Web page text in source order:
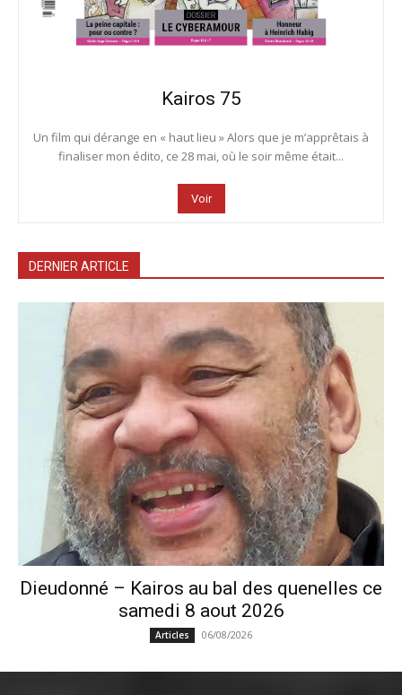
Kairos 75
Un film qui dérange en « haut lieu » Alors que je m’apprêtais à
finaliser mon édito, ce 28 mai, où le soir même était...
Voir
DERNIER ARTICLE
Dieudonné – Kairos au bal des quenelles ce
samedi 8 aout 2026
Articles 06/08/2026